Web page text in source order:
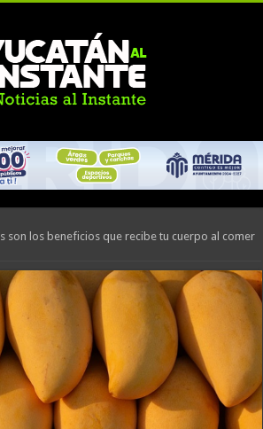
son los beneficios que recibe tu cuerpo al comer